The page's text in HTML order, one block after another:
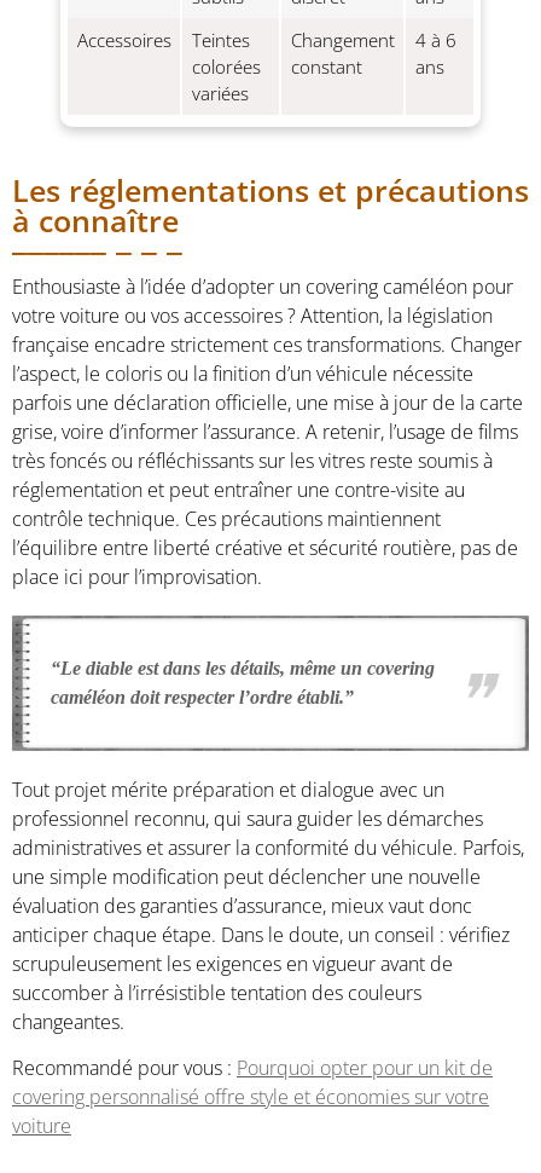
Accessoires
Teintes
colorées
variées
Changement
constant
4 à 6
ans
Les réglementations et précautions
à connaître
Enthousiaste à l’idée d’adopter un covering caméléon pour
votre voiture ou vos accessoires ? Attention, la législation
française encadre strictement ces transformations. Changer
l’aspect, le coloris ou la finition d’un véhicule nécessite
parfois une déclaration officielle, une mise à jour de la carte
grise, voire d’informer l’assurance. A retenir, l’usage de films
très foncés ou réfléchissants sur les vitres reste soumis à
réglementation et peut entraîner une contre-visite au
contrôle technique. Ces précautions maintiennent
l’équilibre entre liberté créative et sécurité routière, pas de
place ici pour l’improvisation.
“Le diable est dans les détails, même un covering
caméléon doit respecter l’ordre établi.”
Tout projet mérite préparation et dialogue avec un
professionnel reconnu, qui saura guider les démarches
administratives et assurer la conformité du véhicule. Parfois,
une simple modification peut déclencher une nouvelle
évaluation des garanties d’assurance, mieux vaut donc
anticiper chaque étape. Dans le doute, un conseil : vérifiez
scrupuleusement les exigences en vigueur avant de
succomber à l’irrésistible tentation des couleurs
changeantes.
Recommandé pour vous : Pourquoi opter pour un kit de
covering personnalisé offre style et économies sur votre
voiture